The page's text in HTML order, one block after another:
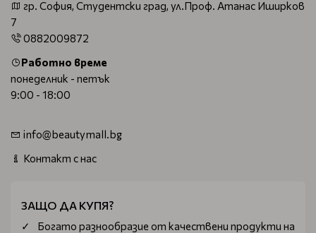
гр. София, Студентски град, ул.Проф. Атанас Иширков
7
0882009872
Работно време
понеделник - петък
9:00 - 18:00
info@beautymall.bg
Контакт с нас
ЗАЩО ДА КУПЯ?
Богатo разнообразие от качествени продукти на